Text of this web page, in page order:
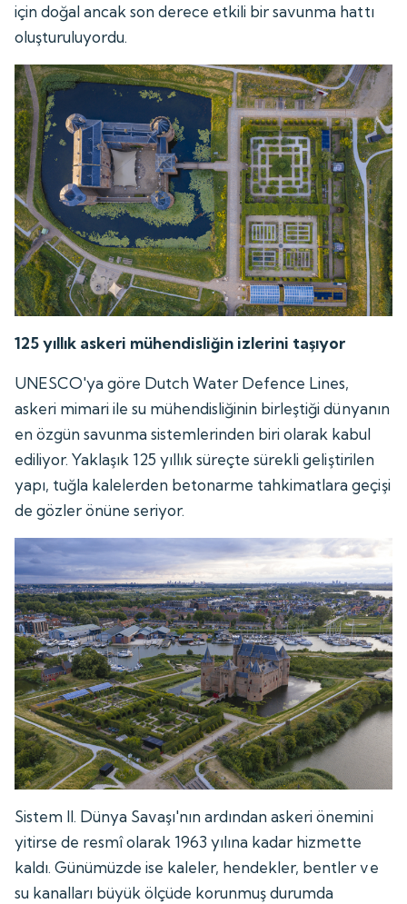
için doğal ancak son derece etkili bir savunma hattı
oluşturuluyordu.
125 yıllık askeri mühendisliğin izlerini taşıyor
UNESCO'ya göre Dutch Water Defence Lines,
askeri mimari ile su mühendisliğinin birleştiği dünyanın
en özgün savunma sistemlerinden biri olarak kabul
ediliyor. Yaklaşık 125 yıllık süreçte sürekli geliştirilen
yapı, tuğla kalelerden betonarme tahkimatlara geçişi
de gözler önüne seriyor.
Sistem II. Dünya Savaşı'nın ardından askeri önemini
yitirse de resmî olarak 1963 yılına kadar hizmette
kaldı. Günümüzde ise kaleler, hendekler, bentler ve
su kanalları büyük ölçüde korunmuş durumda